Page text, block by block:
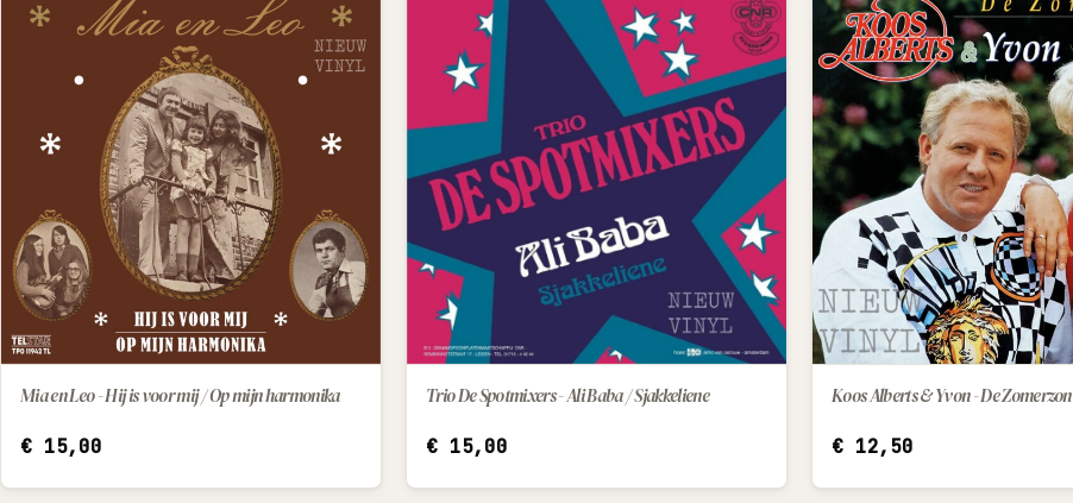
IN WINKELWAGEN
Mia en Leo - Hij is voor mij / Op mijn harmonika
€15,00
IN WINKELWAGEN
Trio De Spotmixers - Ali Baba / Sjakkeliene
€15,00
IN WINKELWAGEN
Koos Alberts & Yvon - De Zomerzon
€12,50